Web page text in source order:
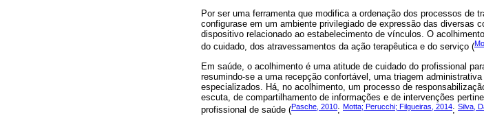
Por ser uma ferramenta que modifica a ordenação dos processos de
configurase em um ambiente privilegiado de expressão das diversas
dispositivo relacionado ao estabelecimento de vínculos. O
do cuidado, dos atravessamentos da ação terapêutica e do serviço (
Em saúde, o acolhimento é uma atitude de cuidado do profissional
resumindo-se a uma recepção confortável, uma triagem
especializados. Há, no acolhimento, um processo de
escuta, de compartilhamento de informações e de intervenções
profissional de saúde (Pasche, 2010; Motta; Perucchi; Filgueiras, 2014; Silva,